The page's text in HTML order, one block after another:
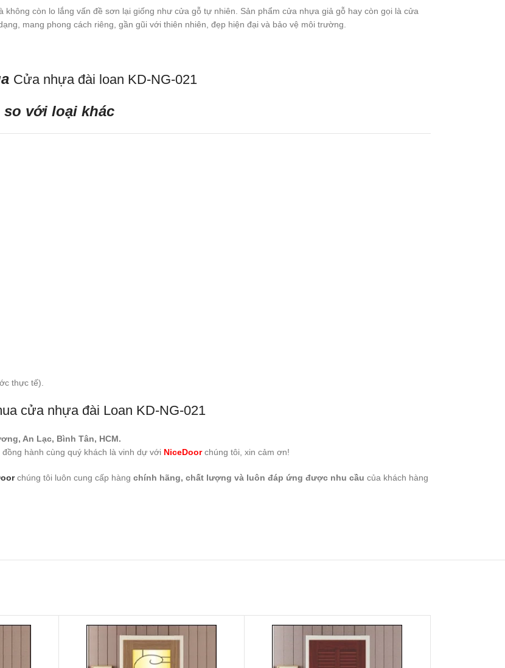
còn lo lắng vấn đề sơn lại giống như cửa gỗ tự nhiên. Sản phẩm cửa nhựa giả gỗ hay còn gọi là cửa
mang phong cách riêng, gần gũi với thiên nhiên, đẹp hiện đại và bảo vệ môi trường.
Cửa nhựa đài loan KD-NG-021
so với loại khác
thực tế).
cửa nhựa đài Loan KD-NG-021
An Lạc, Bình Tân, HCM.
hành cùng quý khách là vinh dự với NiceDoorchúng tôi, xin cảm ơn!
chúng tôi luôn cung cấp hàng chính hãng, chất lượng và luôn đáp ứng được nhu cầu của khách hàng